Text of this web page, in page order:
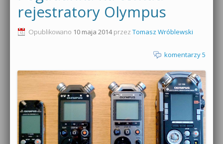
Produkcja muzyczna od podstaw
Dubstep z syntezatorem Massive
Kontakt 5 Kompendium
Pakiety
0dB.pl - informacje
Newsletter
Archiwum aktualności
Polityka prywatności
Regulamin
rejestratory Olympus
Opublikowano 10 maja 2014przez Tomasz Wróblewski
komentarzy 5